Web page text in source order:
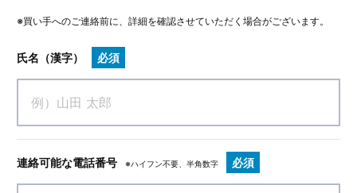
都心繁華街のテナント型で家賃が高額な案件や、短期的な
利益回収のみを目的とした案件。
※買い手へのご連絡前に、詳細を確認させていただく場合がございます。
氏名（漢字） 必須
連絡可能な電話番号 ※ハイフン不要、半角数字 必須